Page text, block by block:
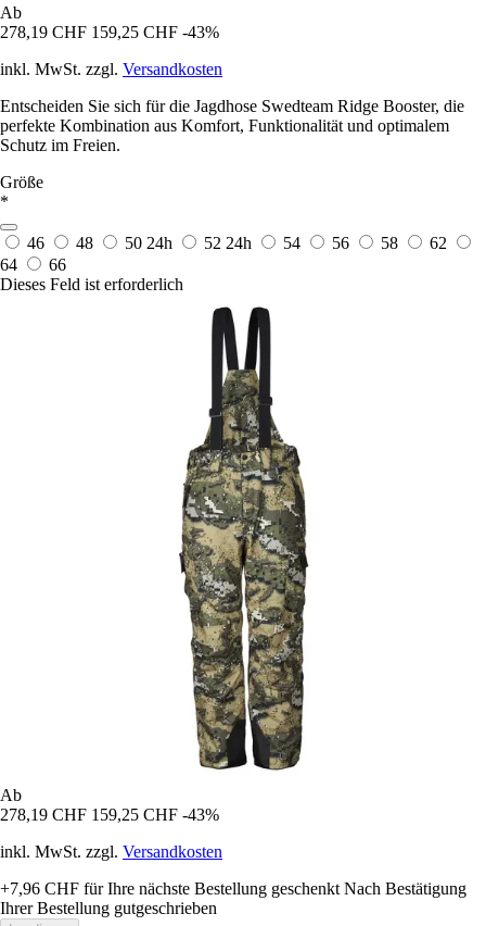
Ab
278,19 CHF 159,25 CHF -43%
inkl. MwSt. zzgl. Versandkosten
Entscheiden Sie sich für die Jagdhose Swedteam Ridge Booster, die
perfekte Kombination aus Komfort, Funktionalität und optimalem
Schutz im Freien.
Größe
*
46 48 50 24h 52 24h 54 56 58
62
64
66
Dieses Feld ist erforderlich
Ab
278,19 CHF 159,25 CHF -43%
inkl. MwSt. zzgl. Versandkosten
+7,96 CHF für Ihre nächste Bestellung geschenkt Nach Bestätigung
Ihrer Bestellung gutgeschrieben